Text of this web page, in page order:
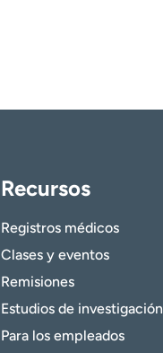
Recursos
Registros médicos
Clases y eventos
Remisiones
Estudios de investigación
Para los empleados